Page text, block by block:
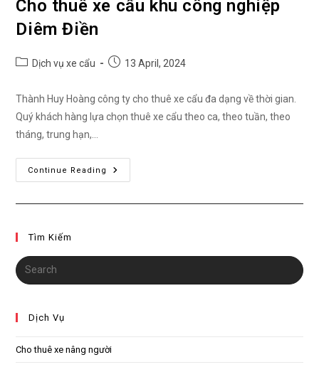
Cho thuê xe cẩu khu công nghiệp
Diêm Điền
PostDịch vụ xe cẩu
Post13 April, 2024
Thành Huy Hoàng công ty cho thuê xe cẩu đa dạng về thời gian.
Quý khách hàng lựa chọn thuê xe cẩu theo ca, theo tuần, theo
tháng, trung hạn,…
Continue Reading
Cho
Thuê
Tìm Kiếm
Dịch Vụ
Cho thuê xe nâng người